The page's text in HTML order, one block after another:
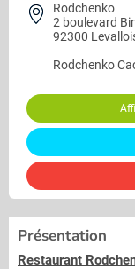
Rodchenko
2 boulevard
92300
Rodchenko
Présentation
Restaurant